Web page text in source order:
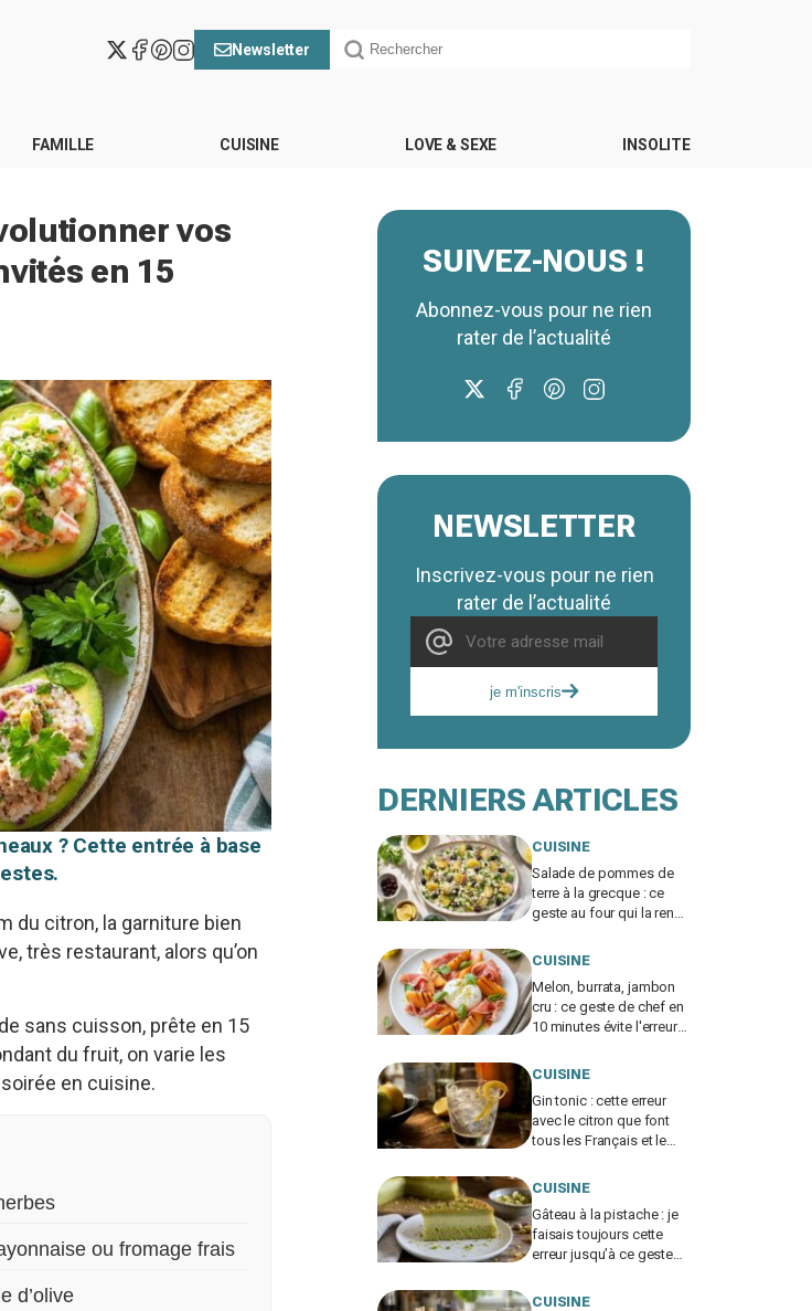
Newsletter
FAMILLE CUISINE LOVE & SEXE INSOLITE
vos
en 15
? Cette entrée à base
du citron, la garniture bien
très restaurant, alors qu’on
sans cuisson, prête en 15
du fruit, on varie les
en cuisine.
ou fromage frais
d’olive
SUIVEZ-NOUS !
Abonnez-vous pour ne rien
rater de l’actualité
NEWSLETTER
Inscrivez-vous pour ne rien
rater de l’actualité
je m'inscris
DERNIERS ARTICLES
CUISINE
Salade de pommes de
terre à la grecque : ce
geste au four qui la rend
exploser les demandes
CUISINE
Melon, burrata, jambon
cru : ce geste de chef en
10 minutes évite l'erreur
un plat de resto
CUISINE
Gin tonic : cette erreur
avec le citron que font
tous les Français et le
change tout
CUISINE
Gâteau à la pistache : je
faisais toujours cette
erreur jusqu’à ce geste
tout
CUISINE